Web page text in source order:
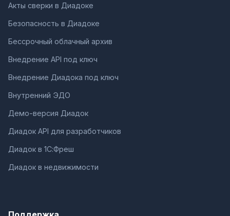
Акты сверки в Диадоке
Безопасность в Диадоке
Бессрочный облачный архив
Внедрение API под ключ
Внедрение Диадока под ключ
Внутренний ЭДО
Демо-версия Диадок
Диадок API для разработчиков
Диадок в 1С:Фреш
Диадок в недвижимости